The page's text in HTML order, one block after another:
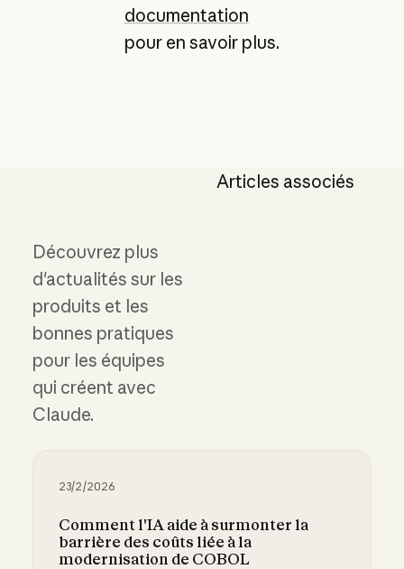
documentation
pour en savoir plus.
Articles associés
Découvrez plus
d'actualités sur les
produits et les
bonnes pratiques
pour les équipes
qui créent avec
Claude.
23/2/2026
Comment l'IA aide à surmonter la
barrière des coûts liée à la
modernisation de COBOL